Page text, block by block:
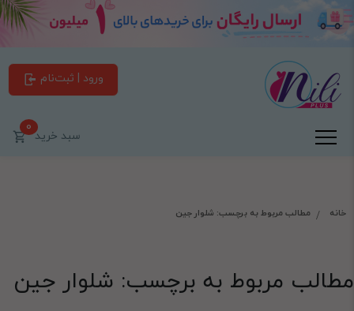
ورود | ثبت‌نام
سبد خرید0
خانه مطالب مربوط به برچسب: شلوار جین
مطالب مربوط به برچسب: شلوار جین